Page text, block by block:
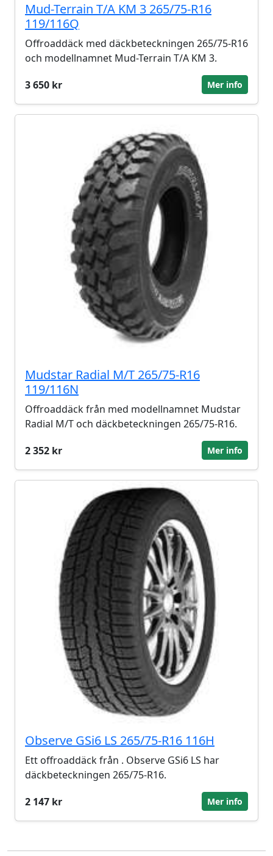
Mud-Terrain T/A KM 3 265/75-R16
119/116Q
Offroaddäck med däckbeteckningen 265/75-R16
och modellnamnet Mud-Terrain T/A KM 3.
3 650 kr
Mer info
Mudstar Radial M/T 265/75-R16
119/116N
Offroaddäck från med modellnamnet Mudstar
Radial M/T och däckbeteckningen 265/75-R16.
2 352 kr
Mer info
Observe GSi6 LS 265/75-R16 116H
Ett offroaddäck från . Observe GSi6 LS har
däckbeteckningen 265/75-R16.
2 147 kr
Mer info